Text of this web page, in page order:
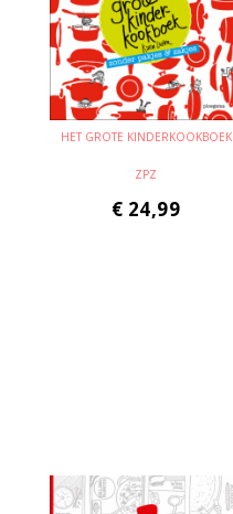
HET GROTE KINDERKOOKBOEK
ZPZ
€ 24,99